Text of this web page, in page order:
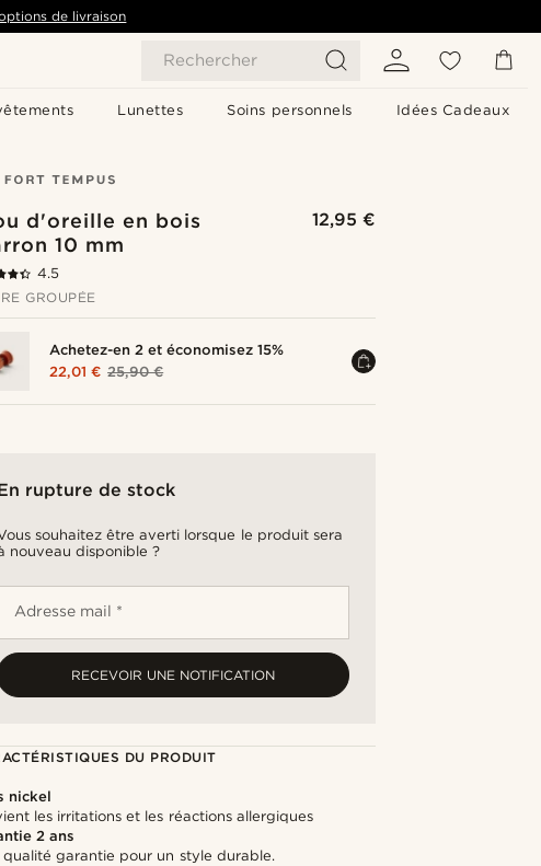
Rechercher
Lunettes Soins personnels Idées Cadeaux
de livraison
d'oreille en bois
10 mm
12,95 €
4.5
GROUPÉE
Achetez-en 2 et économisez 15%
22,01 € 25,90 €
rupture de stock
souhaitez être averti lorsque le produit sera
nouveau disponible ?
Adresse mail *
RECEVOIR UNE NOTIFICATION
DU PRODUIT
nickel
les irritations et les réactions allergiques
2 ans
qualité garantie pour un style durable.